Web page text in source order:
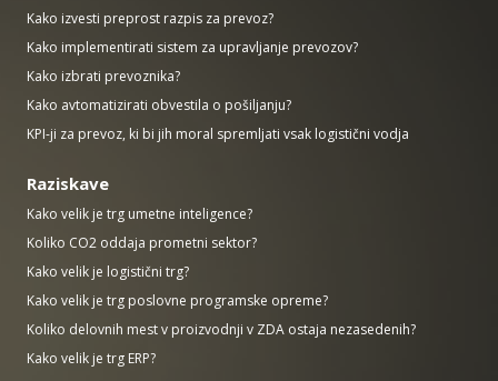
Kako izvesti preprost razpis za prevoz?
Kako implementirati sistem za upravljanje prevozov?
Kako izbrati prevoznika?
Kako avtomatizirati obvestila o pošiljanju?
KPI-ji za prevoz, ki bi jih moral spremljati vsak logistični vodja
Raziskave
Kako velik je trg umetne inteligence?
Koliko CO2 oddaja prometni sektor?
Kako velik je logistični trg?
Kako velik je trg poslovne programske opreme?
Koliko delovnih mest v proizvodnji v ZDA ostaja nezasedenih?
Kako velik je trg ERP?